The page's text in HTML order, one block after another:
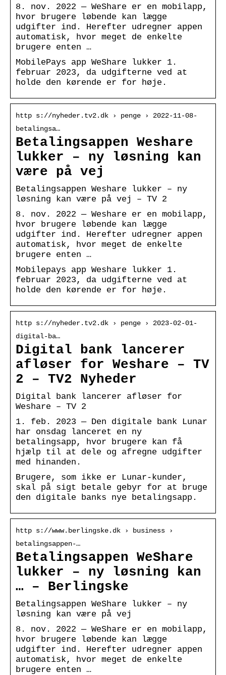
8. nov. 2022 — WeShare er en mobilapp,
hvor brugere løbende kan lægge
udgifter ind. Herefter udregner appen
automatisk, hvor meget de enkelte
brugere enten …
MobilePays app WeShare lukker 1.
februar 2023, da udgifterne ved at
holde den kørende er for høje.
http s://nyheder.tv2.dk › penge › 2022-11-08-
betalingsa…
Betalingsappen Weshare
lukker – ny løsning kan
være på vej
Betalingsappen Weshare lukker – ny
løsning kan være på vej – TV 2
8. nov. 2022 — Weshare er en mobilapp,
hvor brugere løbende kan lægge
udgifter ind. Herefter udregner appen
automatisk, hvor meget de enkelte
brugere enten …
Mobilepays app Weshare lukker 1.
februar 2023, da udgifterne ved at
holde den kørende er for høje.
http s://nyheder.tv2.dk › penge › 2023-02-01-
digital-ba…
Digital bank lancerer
afløser for Weshare – TV
2 – TV2 Nyheder
Digital bank lancerer afløser for
Weshare – TV 2
1. feb. 2023 — Den digitale bank Lunar
har onsdag lanceret en ny
betalingsapp, hvor brugere kan få
hjælp til at dele og afregne udgifter
med hinanden.
Brugere, som ikke er Lunar-kunder,
skal på sigt betale gebyr for at bruge
den digitale banks nye betalingsapp.
http s://www.berlingske.dk › business ›
betalingsappen-…
Betalingsappen WeShare
lukker – ny løsning kan
… – Berlingske
Betalingsappen WeShare lukker – ny
løsning kan være på vej
8. nov. 2022 — WeShare er en mobilapp,
hvor brugere løbende kan lægge
udgifter ind. Herefter udregner appen
automatisk, hvor meget de enkelte
brugere enten …